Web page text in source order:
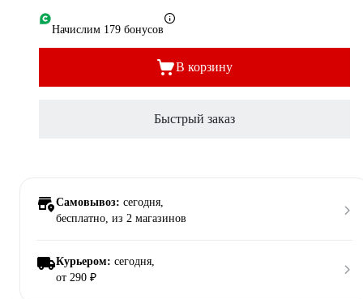
Начислим 179 бонусов
В корзину
Быстрый заказ
Самовывоз: сегодня,
бесплатно, из 2 магазинов
Курьером: сегодня,
от 290 ₽